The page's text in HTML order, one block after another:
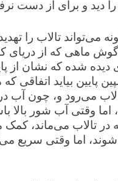
دید و برای از دست
می‌تواند تالاب را
ماهی که از دریای
شده که نشان از
پایین بیاید اتفاقی
می‌رود و، چون
اما وقتی آب شور بالا
در تالاب می‌ماند،
اما وقتی سریع